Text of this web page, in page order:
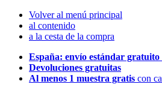
Volver al menú principal
al contenido
a la cesta de la compra
España: envío estándar gratuito
Devoluciones gratuitas
Al menos 1 muestra gratis con